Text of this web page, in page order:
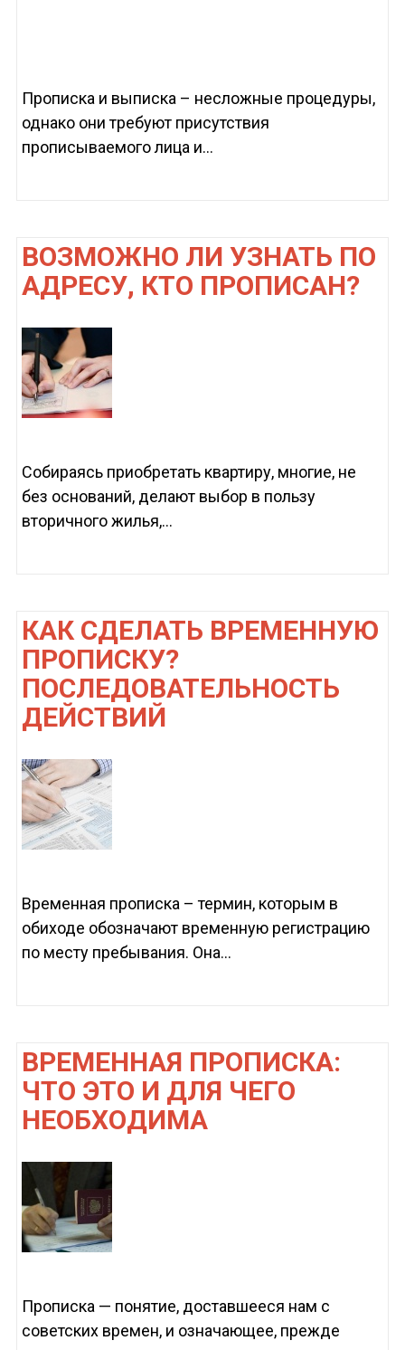
Прописка и выписка – несложные процедуры,
однако они требуют присутствия
прописываемого лица и...
ВОЗМОЖНО ЛИ УЗНАТЬ ПО
АДРЕСУ, КТО ПРОПИСАН?
Собираясь приобретать квартиру, многие, не
без оснований, делают выбор в пользу
вторичного жилья,...
КАК СДЕЛАТЬ ВРЕМЕННУЮ
ПРОПИСКУ?
ПОСЛЕДОВАТЕЛЬНОСТЬ
ДЕЙСТВИЙ
Временная прописка – термин, которым в
обиходе обозначают временную регистрацию
по месту пребывания. Она...
ВРЕМЕННАЯ ПРОПИСКА:
ЧТО ЭТО И ДЛЯ ЧЕГО
НЕОБХОДИМА
Прописка — понятие, доставшееся нам с
советских времен, и означающее, прежде